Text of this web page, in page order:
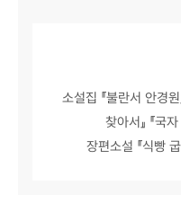
소설집 『불란서 안경원
찾아서』 『국
장편소설 『식빵